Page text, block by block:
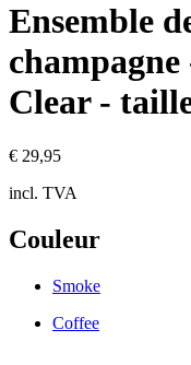
Ensemble
Clear -
€ 29,95
incl. TVA
Couleur
Smoke
Coffee